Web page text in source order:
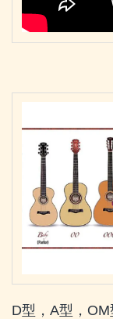
D型， A型， OM